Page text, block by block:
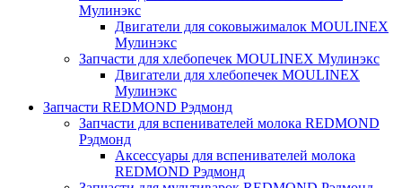
Мулинэкс
Двигатели для соковыжималок MOULINEX
Мулинэкс
Запчасти для хлебопечек MOULINEX Мулинэкс
Двигатели для хлебопечек MOULINEX
Мулинэкс
Запчасти REDMOND Рэдмонд
Запчасти для вспенивателей молока REDMOND
Рэдмонд
Аксессуары для вспенивателей молока
REDMOND Рэдмонд